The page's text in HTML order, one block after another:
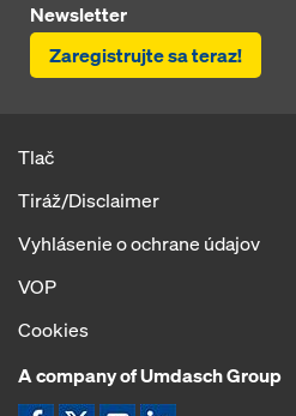
Newsletter
Zaregistrujte sa teraz!
Tlač
Tiráž/Disclaimer
Vyhlásenie o ochrane údajov
VOP
Cookies
A company of Umdasch Group